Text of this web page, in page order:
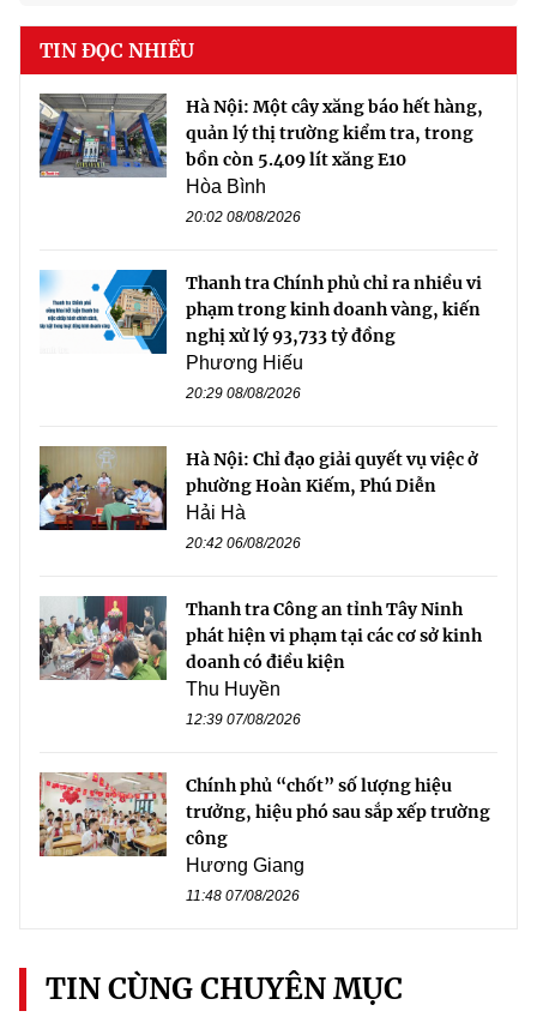
TIN ĐỌC NHIỀU
Hà Nội: Một cây xăng báo hết hàng,
quản lý thị trường kiểm tra, trong
bồn còn 5.409 lít xăng E10
Hòa Bình
20:02 08/08/2026
Thanh tra Chính phủ chỉ ra nhiều vi
phạm trong kinh doanh vàng, kiến
nghị xử lý 93,733 tỷ đồng
Phương Hiếu
20:29 08/08/2026
Hà Nội: Chỉ đạo giải quyết vụ việc ở
phường Hoàn Kiếm, Phú Diễn
Hải Hà
20:42 06/08/2026
Thanh tra Công an tỉnh Tây Ninh
phát hiện vi phạm tại các cơ sở kinh
doanh có điều kiện
Thu Huyền
12:39 07/08/2026
Chính phủ “chốt” số lượng hiệu
trưởng, hiệu phó sau sắp xếp trường
công
Hương Giang
11:48 07/08/2026
TIN CÙNG CHUYÊN MỤC